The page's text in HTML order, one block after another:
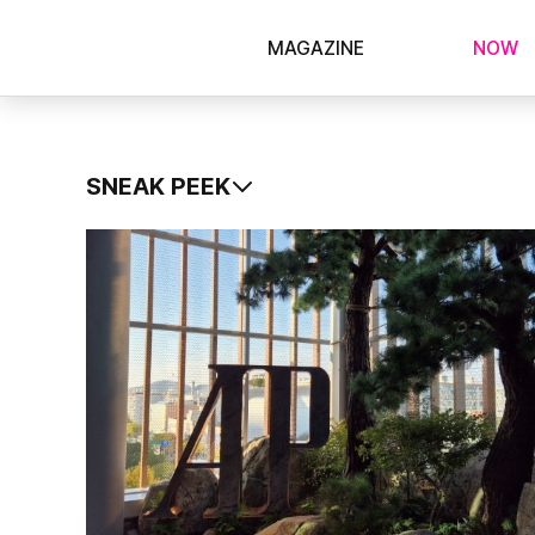
MAGAZINE NOW
SNEAK PEEK